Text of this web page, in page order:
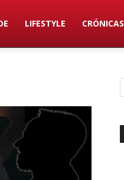
LIFESTYLE CRÓNICAS